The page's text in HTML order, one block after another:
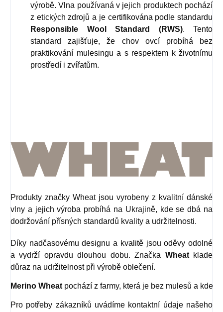
výrobě. Vlna používaná v jejich produktech pochází
z etických zdrojů a je certifikována podle standardu
Responsible Wool Standard (RWS). Tento
standard zajišťuje, že chov ovcí probíhá bez
praktikování mulesingu a s respektem k životnímu
prostředí i zvířatům.
Produkty značky Wheat jsou vyrobeny z kvalitní dánské
vlny a jejich výroba probíhá na Ukrajině, kde se dbá na
dodržování přísných standardů kvality a udržitelnosti.
Díky nadčasovému designu a kvalitě jsou oděvy odolné
a vydrží opravdu dlouhou dobu. Značka Wheatklade
důraz na udržitelnost při výrobě oblečení.
Merino Wheat pochází z farmy, která je bez mulesů a kde
Pro potřeby zákazníků uvádíme kontaktní údaje našeho